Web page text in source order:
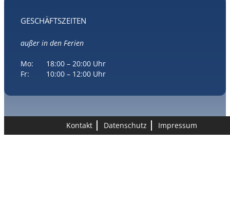
GESCHÄFTSZEITEN
außer in den Ferien
Mo:
18:00 – 20:00 Uhr
Fr:
10:00 – 12:00 Uhr
Kon­takt Daten­schutz Impres­sum